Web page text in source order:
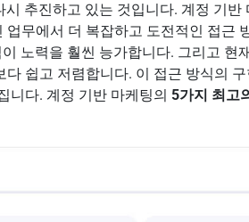
추진하고 있는 것입니다. 계정 기반
무에서 더 복잡하고 도전적인 접근
노력을 훨씬 능가합니다. 그리고 현
다 쉽고 저렴합니다. 이 접근 방식의
니다. 계정 기반 마케팅의 5가지 최고